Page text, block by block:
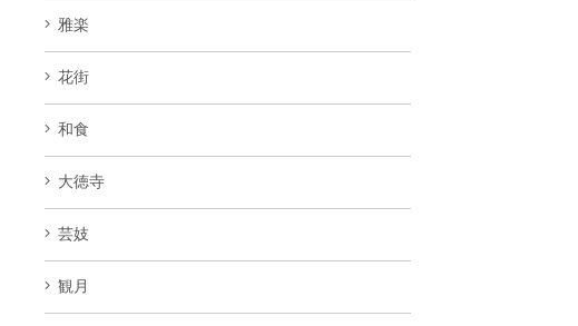
雅楽
花街
和食
大徳寺
芸妓
観月